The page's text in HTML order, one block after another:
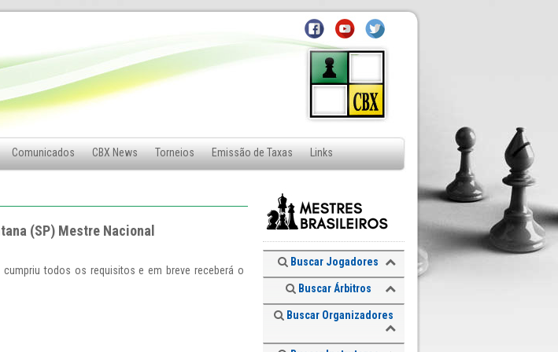
Comunicados CBX News Torneios Emissão de Taxas Links
(SP) Mestre Nacional
cumpriu todos os requisitos e em breve receberá o
Buscar Jogadores
Buscar Árbitros
Buscar Organizadores